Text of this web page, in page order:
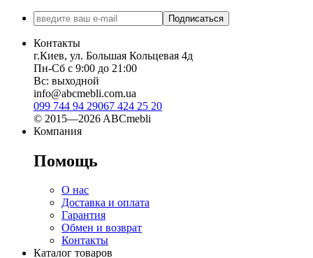
Подписаться
Контакты
г.Киев, ул. Большая Кольцевая 4д
Пн-Сб с 9:00 до 21:00
Вс: выходной
info@abcmebli.com.ua
099 744 94 29067 424 25 20
© 2015—2026 ABCmebli
Компания
Помощь
О нас
Доставка и оплата
Гарантия
Обмен и возврат
Контакты
Каталог товаров